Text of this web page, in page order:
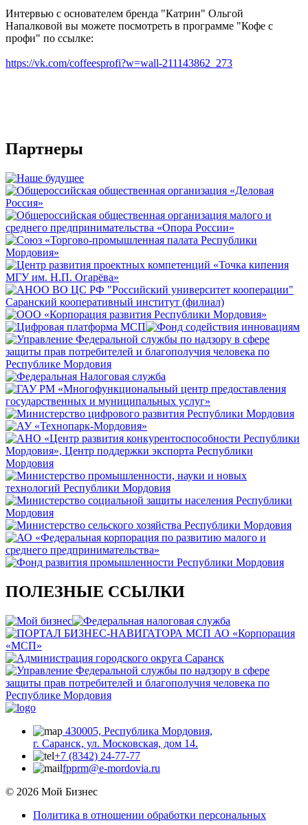
Интервью с основателем бренда "Катрин" Ольгой
Напалковой вы можете посмотреть в программе "Кофе с
профи" по ссылке:
https://vk.com/coffeesprofi?w=wall-211143862_273
Партнеры
ПОЛЕЗНЫЕ ССЫЛКИ
430005, Республика Мордовия,
г. Саранск, ул. Московская, дом 14.
+7 (8342) 24-77-77
fpprm@e-mordovia.ru
© 2026 Мой Бизнес
Политика в отношении обработки персональных